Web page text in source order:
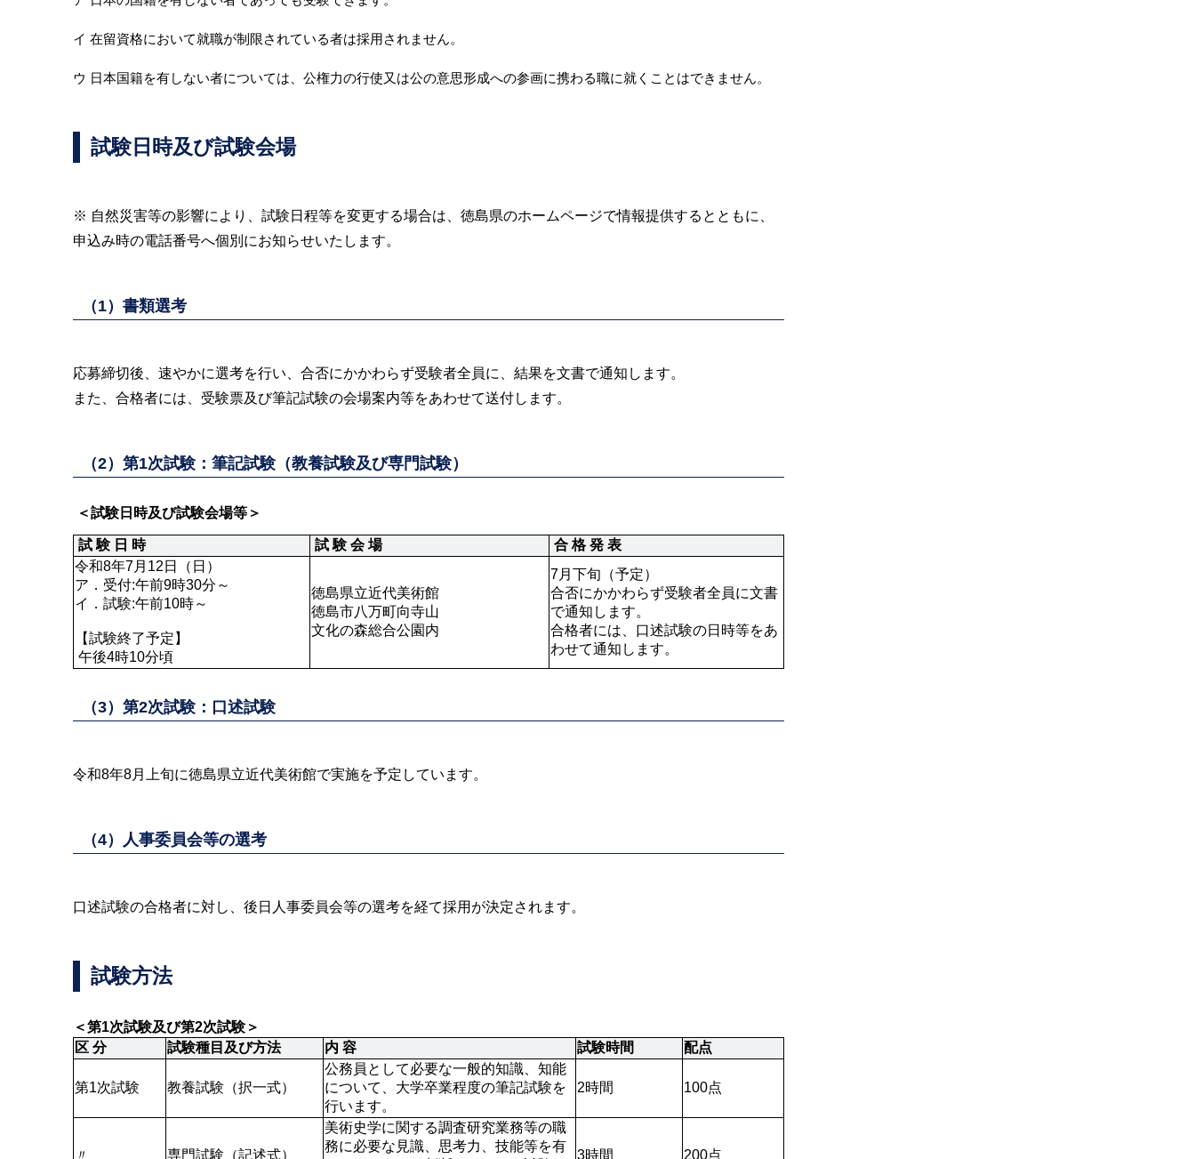
イ 在留資格において就職が制限されている者は採用されません。
ウ 日本国籍を有しない者については、公権力の行使又は公の意思形成への参画に携わる職に就くことはできません。
試験日時及び試験会場
※ 自然災害等の影響により、試験日程等を変更する場合は、徳島県のホームページで情報提供するとともに、
申込み時の電話番号へ個別にお知らせいたします。
（1）書類選考
応募締切後、速やかに選考を行い、合否にかかわらず受験者全員に、結果を文書で通知します。
また、合格者には、受験票及び筆記試験の会場案内等をあわせて送付します。
（2）第1次試験：筆記試験（教養試験及び専門試験）
＜試験日時及び試験会場等＞
試 験 日 時 試 験 会 場
合 格 発 表
令和8年7月12日（日）
ア．受付:午前9時30分～
イ．試験:午前10時～
【試験終了予定】
午後4時10分頃
徳島県立近代美術館
徳島市八万町向寺山
文化の森総合公園内
7月下旬（予定）
合否にかかわらず受験者全員に文書
で通知します。
合格者には、口述試験の日時等をあ
わせて通知します。
（3）第2次試験：口述試験
令和8年8月上旬に徳島県立近代美術館で実施を予定しています。
（4）人事委員会等の選考
口述試験の合格者に対し、後日人事委員会等の選考を経て採用が決定されます。
試験方法
＜第1次試験及び第2次試験＞
区 分
試験種目及び方法 内 容 試験時間 配点
第1次試験 教養試験（択一式）
公務員として必要な一般的知識、知能
について、大学卒業程度の筆記試験を
行います。
2時間 100点
〃 専門試験（記述式）
美術史学に関する調査研究業務等の職
務に必要な見識、思考力、技能等を有
3時間 200点